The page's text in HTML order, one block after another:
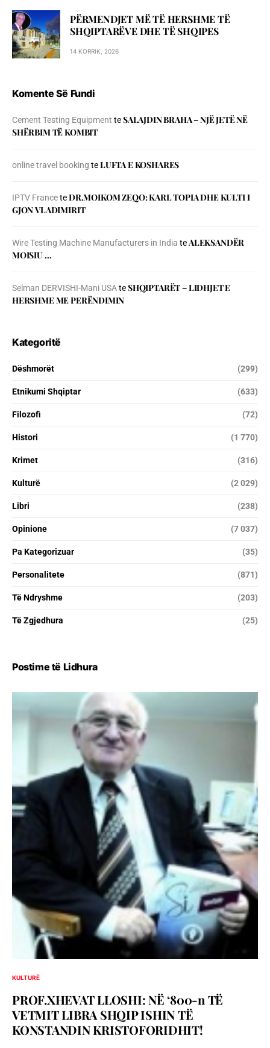
PËRMENDJET MË TË HERSHME TË
SHQIPTARËVE DHE TË SHQIPES
14 KORRIK, 2026
Komente Së Fundi
Cement Testing Equipment teSALAJDIN BRAHA – NJЁ JETЁ NЁ
SHЁRBIM TЁ KOMBIT
online travel booking teLUFTA E KOSHARES
IPTV FranceteDR.MOIKOM ZEQO: KARL TOPIA DHE KULTI I
GJON VLADIMIRIT
Wire Testing Machine Manufacturers in India teALEKSANDËR
MOISIU …
Selman DERVISHI-Mani USAteSHQIPTARËT – LIDHJET E
HERSHME ME PERËNDIMIN
Kategoritë
Dëshmorët (299)
Etnikumi Shqiptar (633)
Filozofi (72)
Histori (1 770)
Krimet (316)
Kulturë (2 029)
Libri (238)
Opinione (7 037)
Pa Kategorizuar (35)
Personalitete (871)
Të Ndryshme (203)
Të Zgjedhura (25)
Postime të Lidhura
KULTURË
PROF.XHEVAT LLOSHI: NË ‘800-n TË
VETMIT LIBRA SHQIP ISHIN TË
KONSTANDIN KRISTOFORIDHIT!